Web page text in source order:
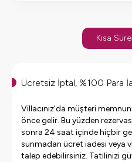
Kısa
Ücretsiz İptal, %100 Para
Villacınız'da müşteri
önce gelir. Bu yüzden
sonra 24 saat içinde hiçbir
sunmadan ücret iadesi veya
talep edebilirsiniz. Tatilinizi